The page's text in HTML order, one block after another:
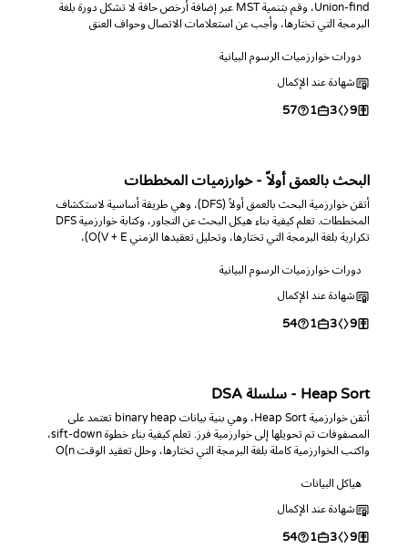
Union-find، وقم بتنمية MST عبر إضافة أرخص حافة لا تشكل دورة بلغة
البرمجة التي تختارها، وأجب عن استعلامات الاتصال وحواف العنق
دورات خوارزميات الرسوم البيانية
شهادة عند الإكمال
9
3
1
57
البحث بالعمق أولاً - خوارزميات المخططات
أتقن خوارزمية البحث بالعمق أولاً (DFS)، وهي طريقة أساسية لاستكشاف
المخططات. تعلم كيفية بناء هيكل البحث عن التجاور، وكتابة خوارزمية DFS
تكرارية بلغة البرمجة التي تختارها، وتحليل تعقيدها الزمني O(V + E)،
دورات خوارزميات الرسوم البيانية
شهادة عند الإكمال
9
3
1
54
Heap Sort - سلسلة DSA
أتقن خوارزمية Heap Sort، وهي بنية بيانات binary heap تعتمد على
المصفوفات تم تحويلها إلى خوارزمية فرز. تعلم كيفية بناء خطوة sift-down،
واكتب الخوارزمية كاملة بلغة البرمجة التي تختارها، وحلل تعقيد الوقت O(n
هياكل البيانات
شهادة عند الإكمال
9
3
1
54